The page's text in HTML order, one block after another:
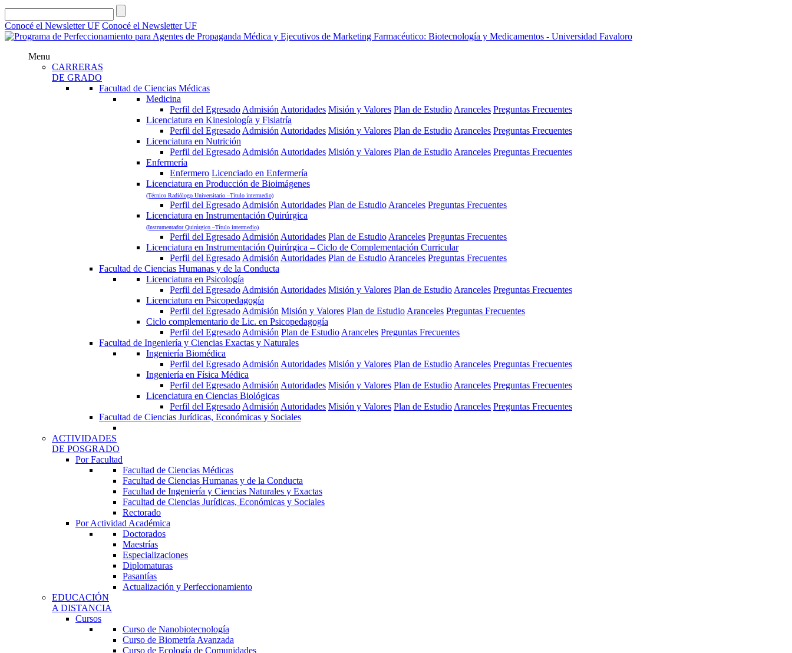
Conocé el Newsletter UF Conocé el Newsletter UF
Menu
CARRERAS
DE GRADO
Facultad de Ciencias Médicas
Medicina
Perfil del Egresado Admisión Autoridades Misión y Valores Plan de Estudio Aranceles Preguntas Frecuentes
Licenciatura en Kinesiología y Fisiatría
Perfil del Egresado Admisión Autoridades Misión y Valores Plan de Estudio Aranceles Preguntas Frecuentes
Licenciatura en Nutrición
Perfil del Egresado Admisión Autoridades Misión y Valores Plan de Estudio Aranceles Preguntas Frecuentes
Enfermería
Enfermero Licenciado en Enfermería
Licenciatura en Producción de Bioimágenes
(Técnico Radiólogo Universitario –Título intermedio)
Perfil del Egresado Admisión Autoridades Plan de Estudio Aranceles Preguntas Frecuentes
Licenciatura en Instrumentación Quirúrgica
(Instrumentador Quirúrgico –Título intermedio)
Perfil del Egresado Admisión Autoridades Plan de Estudio Aranceles Preguntas Frecuentes
Licenciatura en Instrumentación Quirúrgica – Ciclo de Complementación Curricular
Perfil del Egresado Admisión Autoridades Plan de Estudio Aranceles Preguntas Frecuentes
Facultad de Ciencias Humanas y de la Conducta
Licenciatura en Psicología
Perfil del Egresado Admisión Autoridades Misión y Valores Plan de Estudio Aranceles Preguntas Frecuentes
Licenciatura en Psicopedagogía
Perfil del Egresado Admisión Misión y Valores Plan de Estudio Aranceles Preguntas Frecuentes
Ciclo complementario de Lic. en Psicopedagogía
Perfil del Egresado Admisión Plan de Estudio Aranceles Preguntas Frecuentes
Facultad de Ingeniería y Ciencias Exactas y Naturales
Ingeniería Biomédica
Perfil del Egresado Admisión Autoridades Misión y Valores Plan de Estudio Aranceles Preguntas Frecuentes
Ingeniería en Física Médica
Perfil del Egresado Admisión Autoridades Misión y Valores Plan de Estudio Aranceles Preguntas Frecuentes
Licenciatura en Ciencias Biológicas
Perfil del Egresado Admisión Autoridades Misión y Valores Plan de Estudio Aranceles Preguntas Frecuentes
Facultad de Ciencias Jurídicas, Económicas y Sociales
ACTIVIDADES
DE POSGRADO
Por Facultad
Facultad de Ciencias Médicas
Facultad de Ciencias Humanas y de la Conducta
Facultad de Ingeniería y Ciencias Naturales y Exactas
Facultad de Ciencias Jurídicas, Económicas y Sociales
Rectorado
Por Actividad Académica
Doctorados
Maestrías
Especializaciones
Diplomaturas
Pasantías
Actualización y Perfeccionamiento
EDUCACIÓN
A DISTANCIA
Cursos
Curso de Nanobiotecnología
Curso de Biometría Avanzada
Curso de Ecología de Comunidades